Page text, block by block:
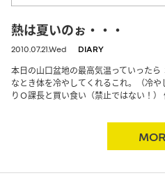
熱は夏いのぉ・・・
2010.07.21.Wed DIARY
本日の山口盆地の最高気温っていった
なとき体を冷やしてくれるこれ。（冷
りＯ課長と買い食い（禁止ではない！